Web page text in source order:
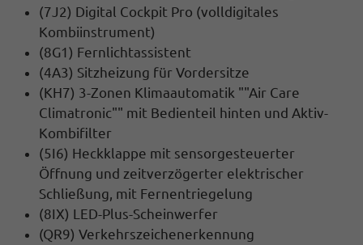
(7J2) Digital Cockpit Pro (volldigitales
Kombiinstrument)
(8G1) Fernlichtassistent
(4A3) Sitzheizung für Vordersitze
(KH7) 3-Zonen Klimaautomatik ""Air Care
Climatronic"" mit Bedienteil hinten und Aktiv-
Kombifilter
(5I6) Heckklappe mit sensorgesteuerter
Öffnung und zeitverzögerter elektrischer
Schließung, mit Fernentriegelung
(8IX) LED-Plus-Scheinwerfer
(QR9) Verkehrszeichenerkennung